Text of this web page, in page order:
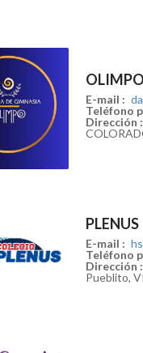
OLIMPO
E-mail :
Teléfono
Dirección :
PLENUS
E-mail :
Teléfono
Dirección :
Pueblito,